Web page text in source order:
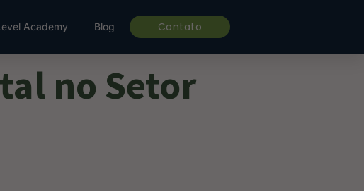
Academy Blog Contato
no Setor